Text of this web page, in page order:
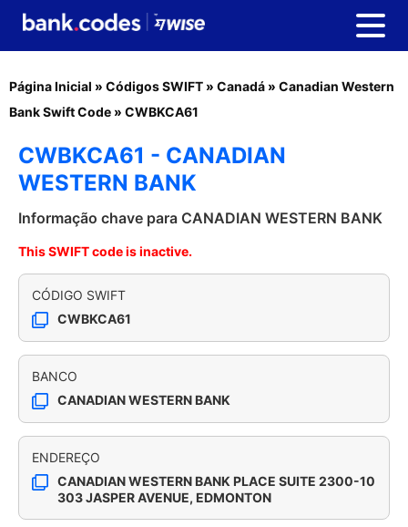
Página Inicial » Códigos SWIFT » Canadá » Canadian Western
Bank Swift Code » CWBKCA61
CWBKCA61 - CANADIAN
WESTERN BANK
Informação chave para CANADIAN WESTERN BANK
This SWIFT code is inactive.
CÓDIGO SWIFT
CWBKCA61
BANCO
CANADIAN WESTERN BANK
ENDEREÇO
CANADIAN WESTERN BANK PLACE SUITE 2300-10
303 JASPER AVENUE, EDMONTON